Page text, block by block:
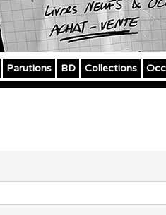
Parutions BD Collections